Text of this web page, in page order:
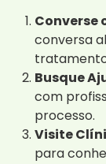
Converse
conversa
Busque
com
processo.
Visite
para